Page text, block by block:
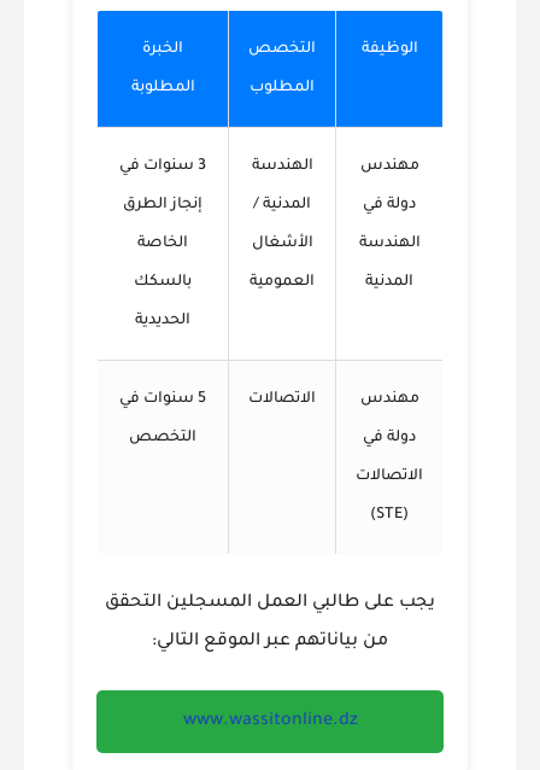
الوظيفة التخصص
المطلوب
الخبرة
المطلوبة
مهندس
دولة في
الهندسة
المدنية
الهندسة
المدنية /
الأشغال
العمومية
3 سنوات في
إنجاز الطرق
الخاصة
بالسكك
الحديدية
مهندس
دولة في
الاتصالات
(STE)
الاتصالات 5 سنوات في
التخصص
يجب على طالبي العمل المسجلين التحقق
من بياناتهم عبر الموقع التالي:
www.wassitonline.dz